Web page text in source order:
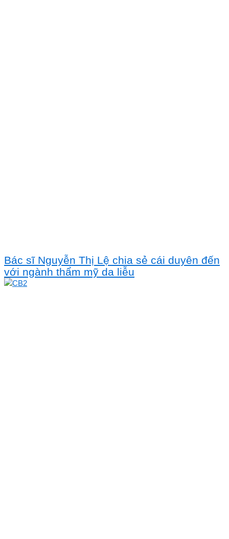
Bác sĩ Nguyễn Thị Lệ chia sẻ cái duyên đến
với ngành thẩm mỹ da liễu